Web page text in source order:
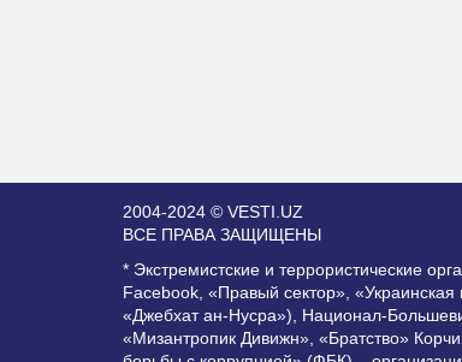
2004-2024 © VESTI.UZ
ВСЕ ПРАВА ЗАЩИЩЕНЫ
* Экстремистские и террористические
Facebook, «Правый сектор»,
«Джебхат ан-Нусра»), Национал-
«Мизантропик Дивижн», «Братство»